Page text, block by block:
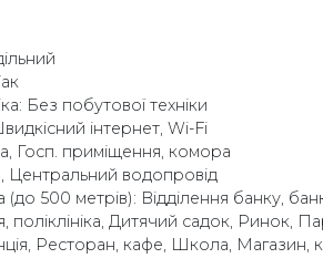
Без побутової техніки
інтернет, Wi-Fi
Госп. приміщення, комора
Центральний водопровід
(до 500 метрів): Відділення банку,
поліклініка, Дитячий садок, Ринок,
Ресторан, кафе, Школа, Магазин,